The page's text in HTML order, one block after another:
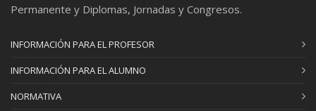
Permanente y Diplomas, Jornadas y Congresos.
INFORMACIÓN PARA EL PROFESOR
INFORMACIÓN PARA EL ALUMNO
NORMATIVA